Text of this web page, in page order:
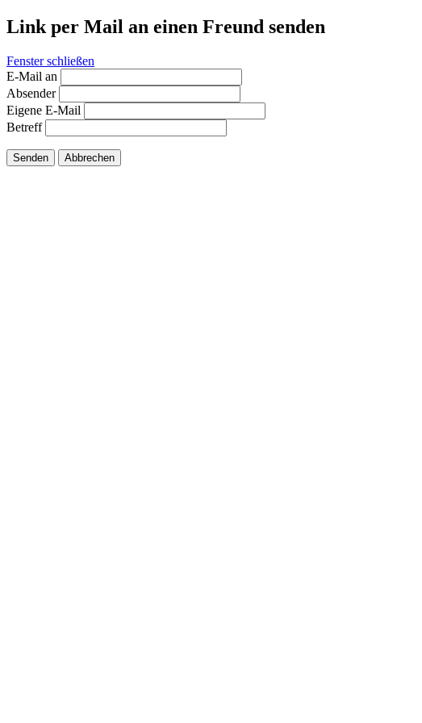
Link per Mail an einen Freund senden
Fenster schließen
E-Mail an
Absender
Eigene E-Mail
Betreff
Senden Abbrechen